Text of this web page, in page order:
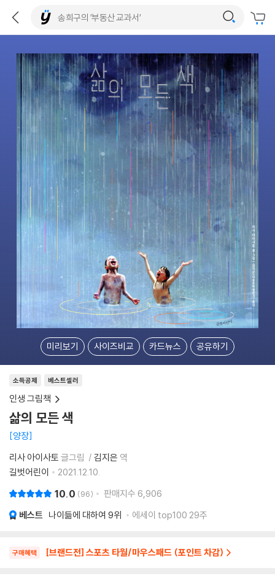
미리보기 사이즈비교 카드뉴스 공유하기
소득공제 베스트셀러
인생 그림책
삶의 모든 색
양장
리사 아이사토 글그림 김지은 역
길벗어린이
2021.12.10.
10.0 96 판매지수 6,906
베스트 나이듦에 대하여 9위 에세이 top100 29주
구매혜택 [브랜드전] 스포츠 타월/마우스패드 (포인트 차감)